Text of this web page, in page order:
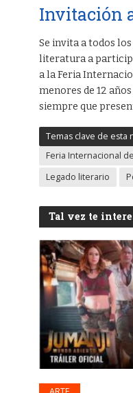
Invitación
Se invita a todos
literatura a
a la Feria
menores de 12
siempre que
Temas clave de esta
Feria Internacional
Legado literario
Tal vez te